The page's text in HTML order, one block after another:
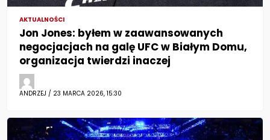
AKTUALNOŚCI
Jon Jones: byłem w zaawansowanych
negocjacjach na galę UFC w Białym Domu,
organizacja twierdzi inaczej
ANDRZEJ / 23 MARCA 2026, 15:30